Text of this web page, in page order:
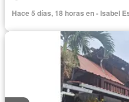
Gas natural
Vista
Agua Patio
Hace 5 días, 18 horas en - Isabel